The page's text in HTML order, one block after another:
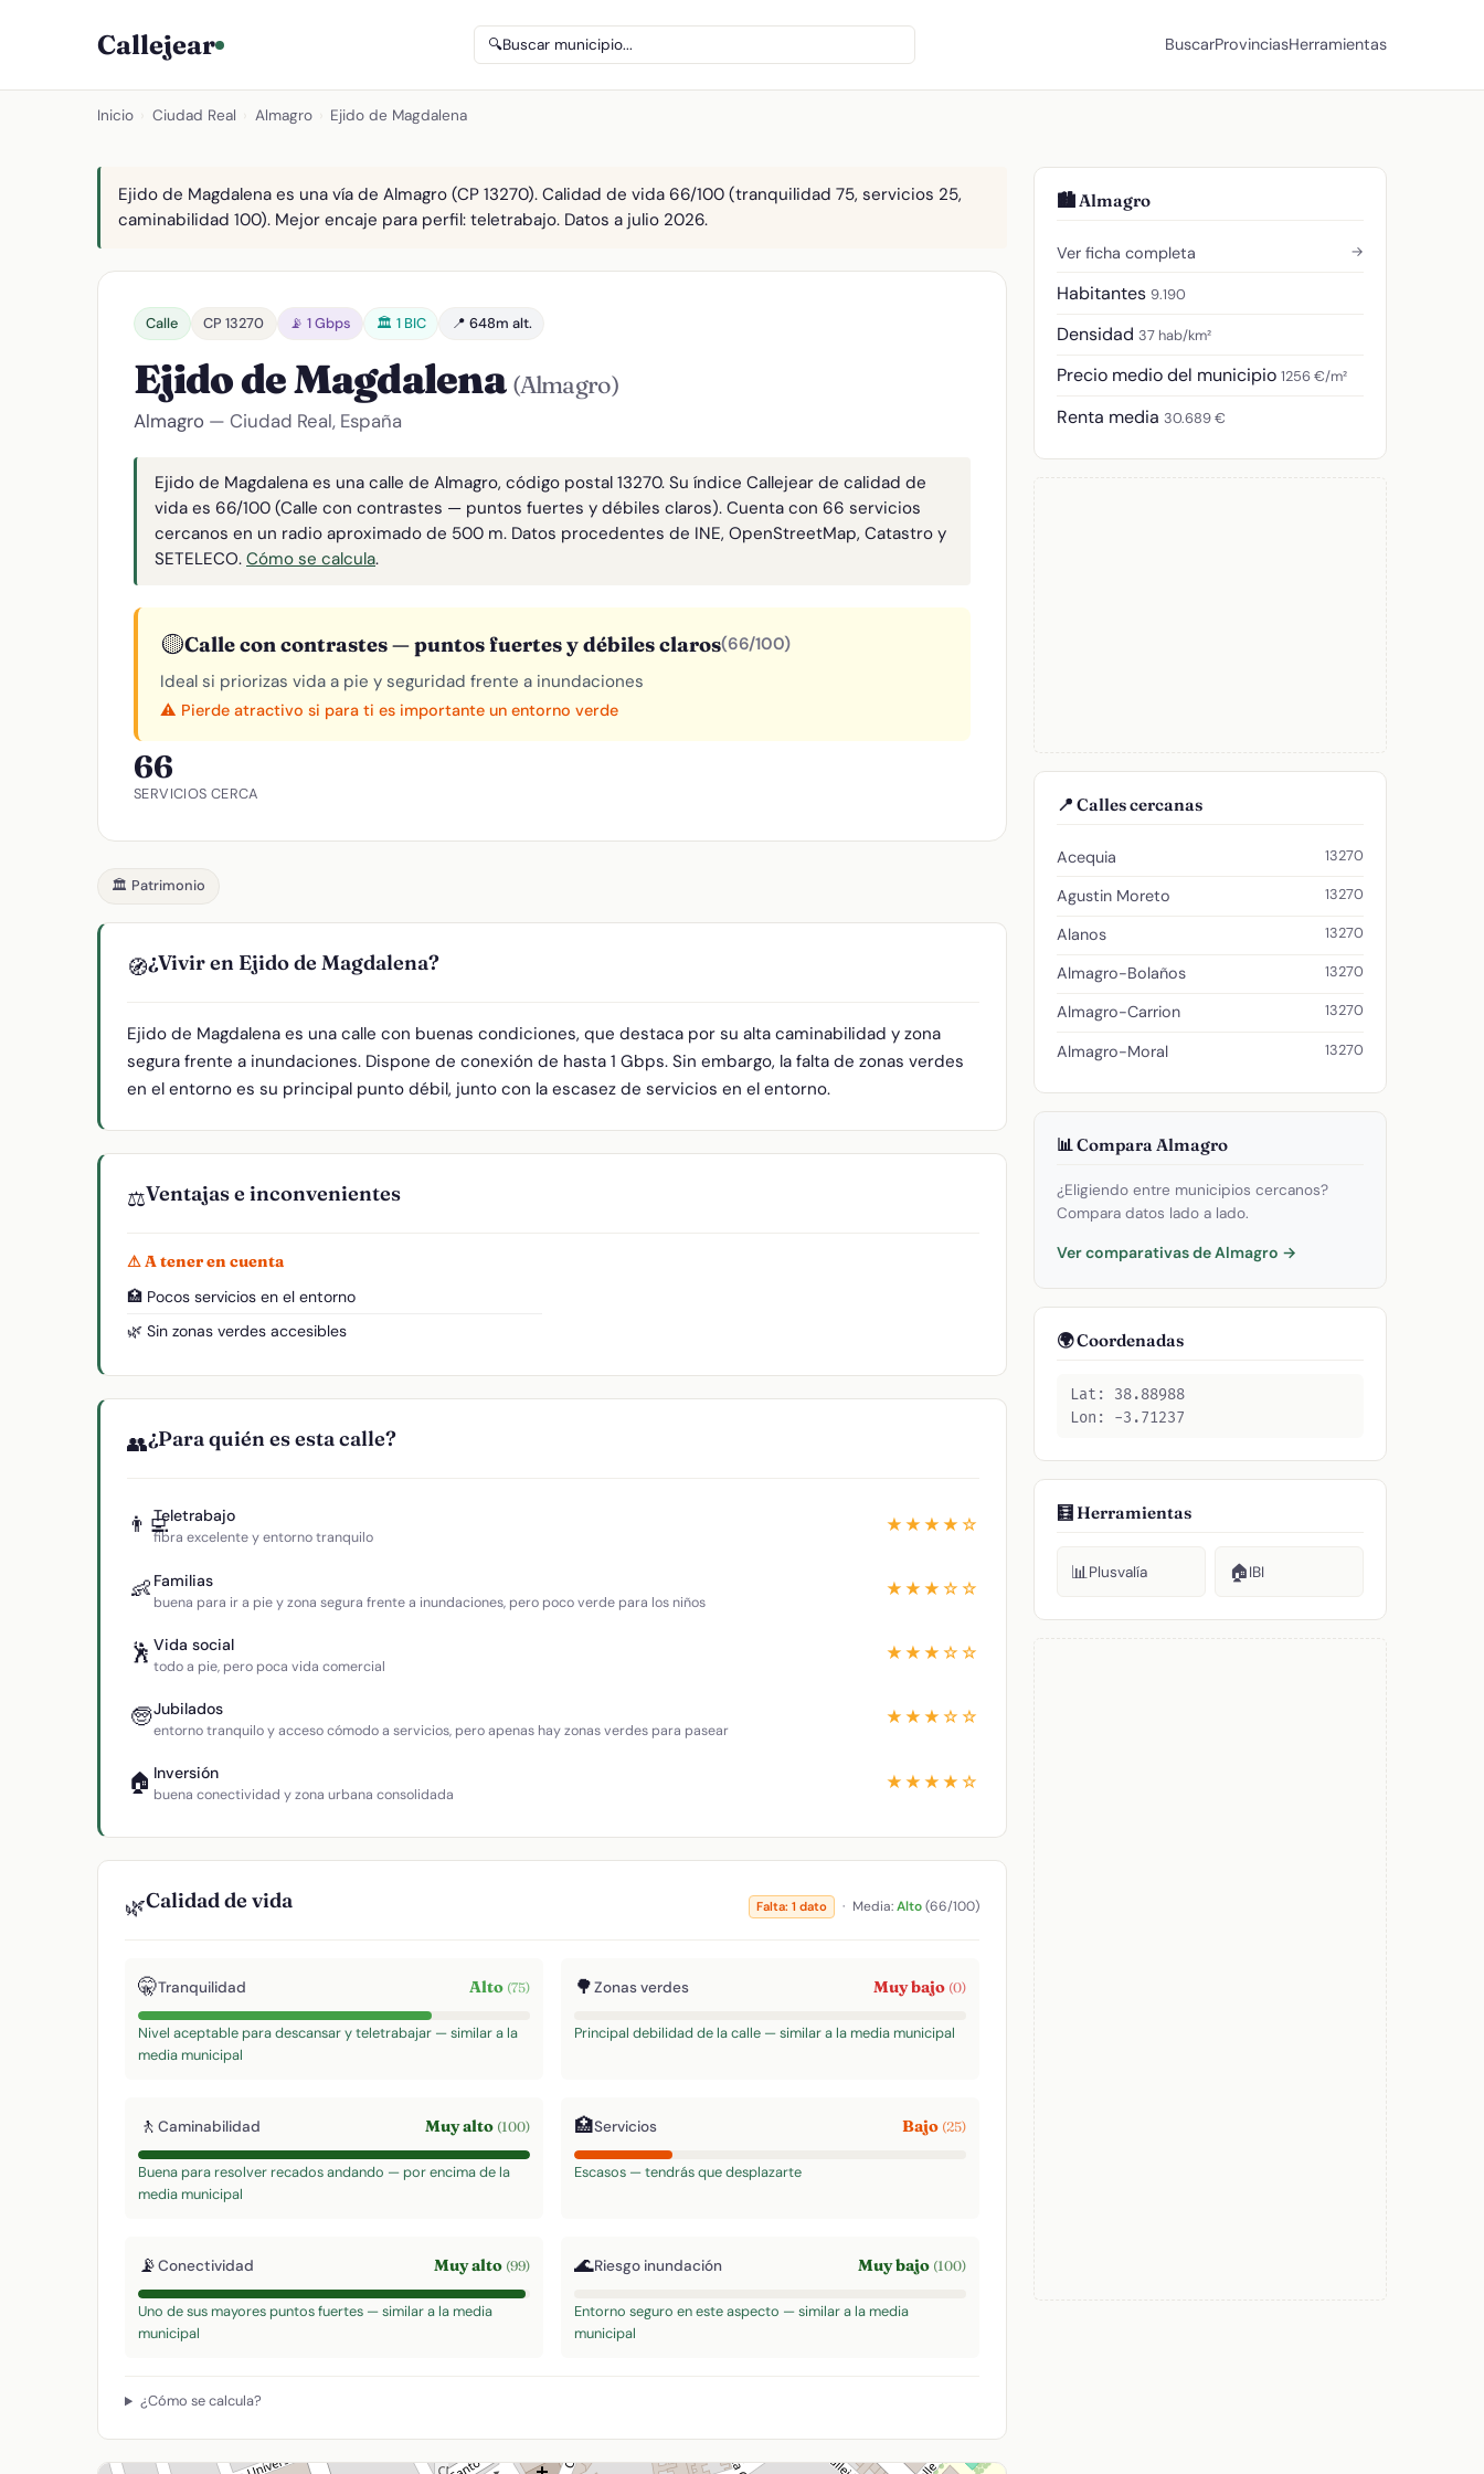
Callejear 🔍Buscar municipio... BuscarProvinciasHerramientas
Inicio Ciudad Real Almagro Ejido de Magdalena
Ejido de Magdalena es una vía de Almagro (CP 13270). Calidad de vida 66/100 (tranquilidad 75, servicios 25,
caminabilidad 100). Mejor encaje para perfil: teletrabajo. Datos a julio 2026.
Calle CP 13270 📡 1 Gbps 🏛️ 1 BIC 📍 648m alt.
Ejido de Magdalena (Almagro)
Almagro — Ciudad Real, España
Ejido de Magdalena es una calle de Almagro, código postal 13270. Su índice Callejear de calidad de
vida es 66/100 (Calle con contrastes — puntos fuertes y débiles claros). Cuenta con 66 servicios
cercanos en un radio aproximado de 500 m. Datos procedentes de INE, OpenStreetMap, Catastro y
SETELECO. Cómo se calcula.
🟡Calle con contrastes — puntos fuertes y débiles claros(66/100)
Ideal si priorizas vida a pie y seguridad frente a inundaciones
⚠️ Pierde atractivo si para ti es importante un entorno verde
66
SERVICIOS CERCA
🏛️ Patrimonio
🧭¿Vivir en Ejido de Magdalena?
Ejido de Magdalena es una calle con buenas condiciones, que destaca por su alta caminabilidad y zona
segura frente a inundaciones. Dispone de conexión de hasta 1 Gbps. Sin embargo, la falta de zonas verdes
en el entorno es su principal punto débil, junto con la escasez de servicios en el entorno.
⚖️Ventajas e inconvenientes
⚠ A tener en cuenta
🏥 Pocos servicios en el entorno
🌿 Sin zonas verdes accesibles
👥¿Para quién es esta calle?
👨‍💻Teletrabajo
fibra excelente y entorno tranquilo
★★★★☆
👶 Familias
buena para ir a pie y zona segura frente a inundaciones, pero poco verde para los niños
★★★☆☆
🕺 Vida social
todo a pie, pero poca vida comercial
★★★☆☆
🧓Jubilados
entorno tranquilo y acceso cómodo a servicios, pero apenas hay zonas verdes para pasear
★★★☆☆
🏠 Inversión
buena conectividad y zona urbana consolidada
★★★★☆
🌿Calidad de vida Falta: 1 dato · Media:Alto(66/100)
🤫Tranquilidad Alto (75)
Nivel aceptable para descansar y teletrabajar — similar a la
media municipal
🌳Zonas verdes Muy bajo (0)
Principal debilidad de la calle — similar a la media municipal
🚶 Caminabilidad Muy alto (100)
Buena para resolver recados andando — por encima de la
media municipal
🏥Servicios Bajo (25)
Escasos — tendrás que desplazarte
📡Conectividad Muy alto (99)
Uno de sus mayores puntos fuertes — similar a la media
municipal
🌊Riesgo inundación Muy bajo (100)
Entorno seguro en este aspecto — similar a la media
municipal
¿Cómo se calcula?
🏙️ Almagro
Ver ficha completa →
Habitantes 9.190
Densidad 37 hab/km²
Precio medio del municipio 1256 €/m²
Renta media 30.689 €
📍 Calles cercanas
Acequia 13270
Agustin Moreto 13270
Alanos 13270
Almagro-Bolaños 13270
Almagro-Carrion 13270
Almagro-Moral 13270
📊 Compara Almagro
¿Eligiendo entre municipios cercanos?
Compara datos lado a lado.
Ver comparativas de Almagro →
🌍 Coordenadas
Lat: 38.88988
Lon: -3.71237
🧮 Herramientas
📊Plusvalía 🏠IBI